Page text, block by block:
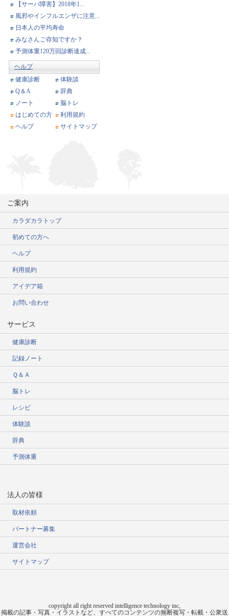
【サーバ障害】2018年1...
風邪やインフルエンザに注意...
日本人の平均寿命
みなさんご存知ですか？
予測体重120万回診断達成...
ヘルプ
健康診断
体験談
Q＆A
辞典
ノート
脳トレ
はじめての方
利用規約
ヘルプ
サイトマップ
ご案内
カラダカラトップ
初めての方へ
ヘルプ
利用規約
アイデア箱
お問い合わせ
サービス
健康診断
記録ノート
Ｑ＆Ａ
脳トレ
レシピ
体験談
辞典
予測体重
法人の皆様
取材依頼
パートナー募集
運営会社
サイトマップ
copyright all right reserved intelligence technology inc,
掲載の記事・写真・イラストなど、すべてのコンテンツの無断複写・転載・公衆送